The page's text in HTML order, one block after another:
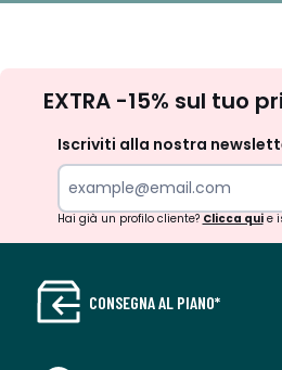
EXTRA -15% sul tuo
Iscriviti alla nostra
Hai già un profilo cliente? Clicca quie
CONSEGNA AL PIANO*